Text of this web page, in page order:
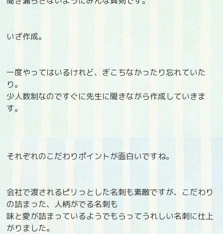
いざ作成。
一度やってはいるけれど、ぎこちなかったり忘れていた
り。
少人数制なのですぐに先生に聞きながら作成していきま
す。
それぞれのこだわりポイントが面白いですね。
会社で渡されるピリっとした名刺も素敵ですが、こだわり
の詰まった、人柄がでる名刺も
味と愛が詰まっているようでもらってうれしい名刺に仕上
がりました。